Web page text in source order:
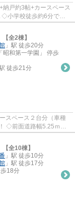
納戸約3帖+カースペース
小学校徒歩約6分でお
...
全2棟】
」駅 徒歩20分
昭和第一学園」 停歩
徒歩21分
スペース２台分（車種
◇前面道路幅5.25ｍ
ど...
全10棟】
」駅 徒歩10分
」駅 徒歩17分
歩18分